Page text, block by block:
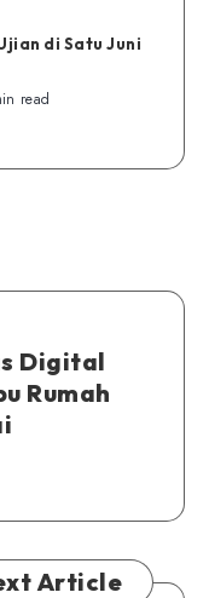
di Satu Juni
read
Digital
Rumah
Article